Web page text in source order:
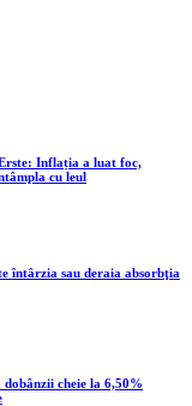
Inflația a luat foc,
cu leul
întârzia sau deraia absorbţia
cheie la 6,50%